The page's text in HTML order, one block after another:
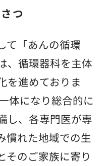
つ
て「あんの循環
、循環器科を主体
を進めておりま
体になり総合的に
し、各専門医が専
慣れた地域での生
そのご家族に寄り